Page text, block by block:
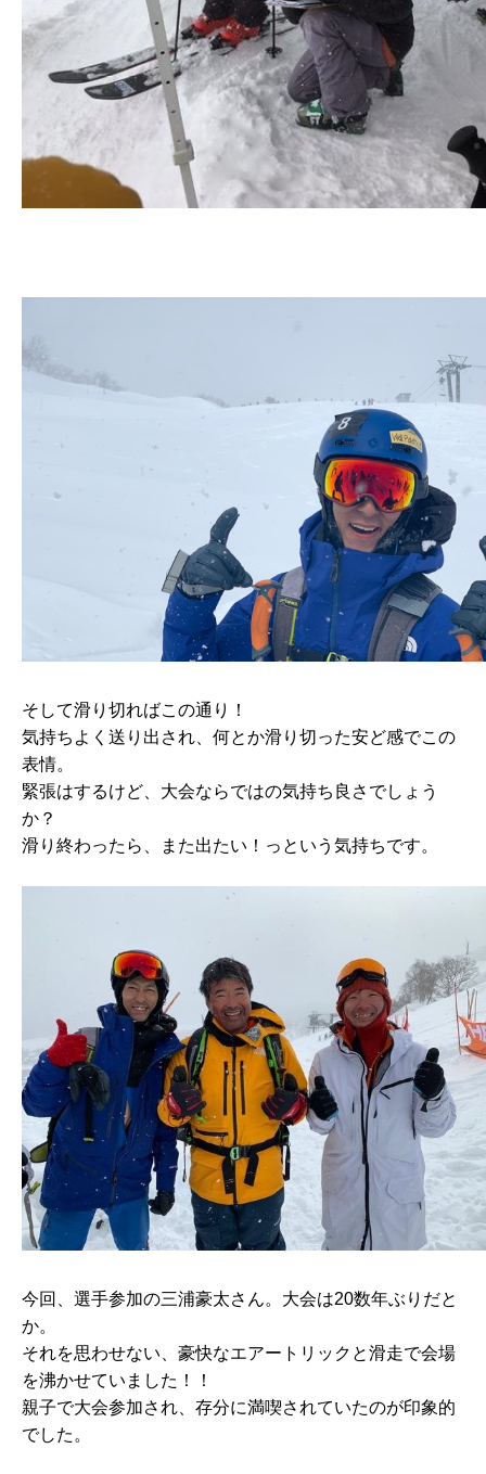
そして滑り切ればこの通り！
気持ちよく送り出され、何とか滑り切った安ど感でこの
表情。
緊張はするけど、大会ならではの気持ち良さでしょう
か？
滑り終わったら、また出たい！っという気持ちです。
今回、選手参加の三浦豪太さん。大会は20数年ぶりだと
か。
それを思わせない、豪快なエアートリックと滑走で会場
を沸かせていました！！
親子で大会参加され、存分に満喫されていたのが印象的
でした。